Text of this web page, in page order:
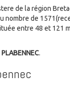
de la région
nombre de
entre 48 et 121
.